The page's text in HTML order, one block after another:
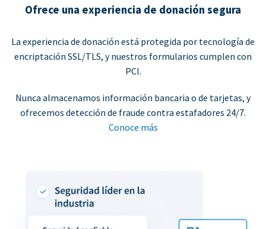
Ofrece una experiencia de donación segura
La experiencia de donación está protegida por tecnología de
encriptación SSL/TLS, y nuestros formularios cumplen con
PCI.
Nunca almacenamos información bancaria o de tarjetas, y
ofrecemos detección de fraude contra estafadores 24/7.
Conoce más